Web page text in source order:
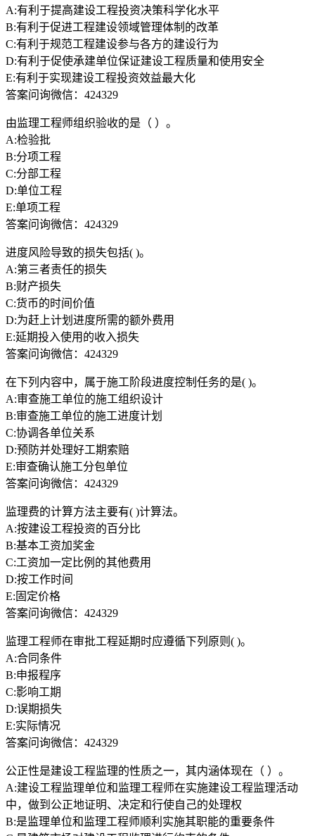
A:有利于提高建设工程投资决策科学化水平
B:有利于促进工程建设领域管理体制的改革
C:有利于规范工程建设参与各方的建设行为
D:有利于促使承建单位保证建设工程质量和使用安全
E:有利于实现建设工程投资效益最大化
答案问询微信：424329
由监理工程师组织验收的是（ ）。
A:检验批
B:分项工程
C:分部工程
D:单位工程
E:单项工程
答案问询微信：424329
进度风险导致的损失包括( )。
A:第三者责任的损失
B:财产损失
C:货币的时间价值
D:为赶上计划进度所需的额外费用
E:延期投入使用的收入损失
答案问询微信：424329
在下列内容中，属于施工阶段进度控制任务的是( )。
A:审查施工单位的施工组织设计
B:审查施工单位的施工进度计划
C:协调各单位关系
D:预防并处理好工期索赔
E:审查确认施工分包单位
答案问询微信：424329
监理费的计算方法主要有( )计算法。
A:按建设工程投资的百分比
B:基本工资加奖金
C:工资加一定比例的其他费用
D:按工作时间
E:固定价格
答案问询微信：424329
监理工程师在审批工程延期时应遵循下列原则( )。
A:合同条件
B:申报程序
C:影响工期
D:误期损失
E:实际情况
答案问询微信：424329
公正性是建设工程监理的性质之一，其内涵体现在（ ）。
A:建设工程监理单位和监理工程师在实施建设工程监理活动
中，做到公正地证明、决定和行使自己的处理权
B:是监理单位和监理工程师顺利实施其职能的重要条件